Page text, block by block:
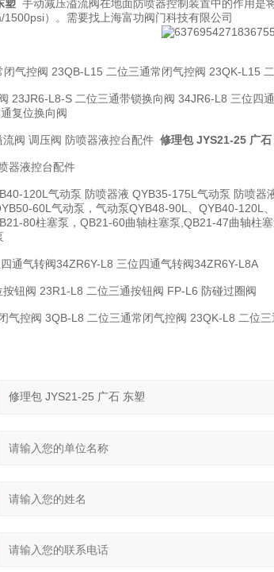
塑 手动减压溢流阀在地面防喷器控制装置中的作用
）。需要找上海富功阀门科技有限公司
气控阀 23QB-L15 二位三通常闭气控阀 23QK-L15
23JR6-L8-S 二位三通带锁换向阀 34JR6-L8 三位四
复位换向阀
阀 调压阀 防喷器液控台配件 修理包 JYS21-25 广石
器液控台配件
120L气动泵 防喷器液 QYB35-175L气动泵 防喷
60L气动泵，气动泵QYB48-90L、QYB40-120L
80柱塞泵，QB21-60曲轴柱塞泵,QB21-47曲轴柱
通气转阀34ZR6Y-L8 三位四通气转阀34ZR6Y-L8A
钮阀 23R1-L8 二位三通按钮阀 FP-L6 防碰过圈阀
气控阀 3QB-L8 二位三通常闭气控阀 23QK-L8 二位